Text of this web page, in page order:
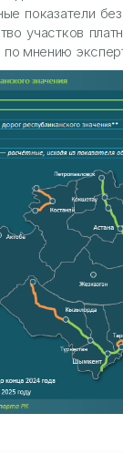
показатели
участков
мнению